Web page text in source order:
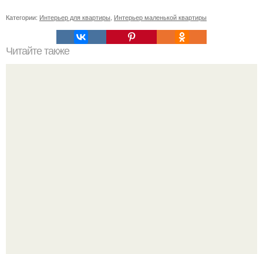
Категории: Интерьер для квартиры Интерьер маленькой квартиры
Читайте также